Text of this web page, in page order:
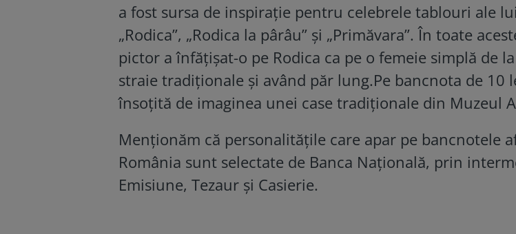
a fost sursa de inspirație pentru celebrele tablouri ale
„Rodica”, „Rodica la pârâu” și „Primăvara”. În toate
pictor a înfățișat-o pe Rodica ca pe o femeie simplă de
straie tradiționale și având păr lung.Pe bancnota de 10
însoțită de imaginea unei case tradiționale din Muzeul
Menționăm că personalitățile care apar pe bancnotele
România sunt selectate de Banca Națională, prin
Emisiune, Tezaur și Casierie.